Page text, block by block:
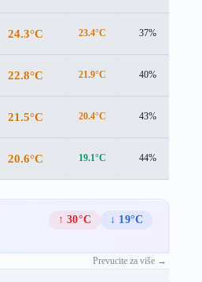
24.3°C 23.4°C 37%
22.8°C 21.9°C 40%
21.5°C 20.4°C 43%
20.6°C 19.1°C 44%
↑ 30°C
↓ 19°C
Prevucite za više →